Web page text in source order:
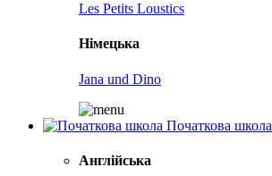
Les Petits Loustics
Німецька
Jana und Dino
Початкова школа
Англійська